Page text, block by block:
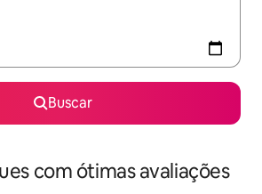
Buscar
com ótimas avaliações